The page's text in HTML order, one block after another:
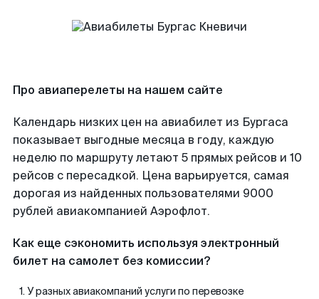
Про авиаперелеты на нашем сайте
Календарь низких цен на авиабилет из Бургаса
показывает выгодные месяца в году, каждую
неделю по маршруту летают 5 прямых рейсов и 10
рейсов с пересадкой. Цена варьируется, самая
дорогая из найденных пользователями 9000
рублей авиакомпанией Аэрофлот.
Как еще сэкономить используя электронный
билет на самолет без комиссии?
У разных авиакомпаний услуги по перевозке